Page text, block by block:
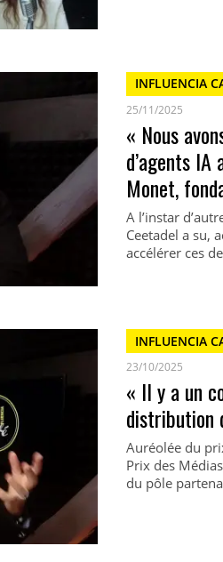
INFLUENCIA
25/11/2025
« Nous
d’agents
Monet,
A l’instar
Ceetadel a su,
accélérer ces
INFLUENCIA
23/10/2025
« Il y a un
distribution
Auréolée du
Prix des
du pôle